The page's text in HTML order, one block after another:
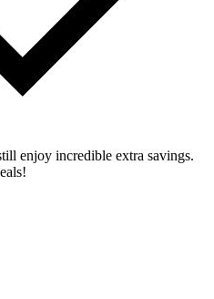
enjoy incredible extra savings.